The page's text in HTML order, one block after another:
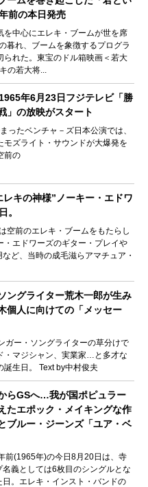
前の本日発売
を中心にエレキ・ブームが世を席
暮れ、ブームを象徴するプログラ
られた。東宝のドル箱映画＜若大
の若大将...
年6月23日フジテレビ「勝
」の放映がスタート
ったベンチャ－ズ日本公演では、
モズライト・サウンドが大爆発を
前の
キの神様”ノーキー・エドワ
。
空前のエレキ・ブームをもたらし
・エドワーズのギター・プレイや
ど、当時の成毛滋らアマチュア・
ングライター荒木一郎が生み
個人に向けての「メッセー
ガー・ソングライターの草分けで
・マジシャン、実業家…と多才な
生日。 Text by中村俊夫
らGSへ…我が国ポピュラー
たエポック・メイキングな作
ブルー・ジーンズ「ユア・ベ
前(1965年)の今日8月20日は、寺
義としては6枚目のシングルとな
。エレキ・インスト・バンドの